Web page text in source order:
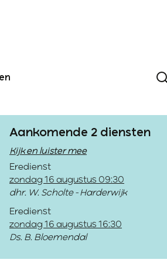
Aankomende 2 diensten
Kijk en luister mee
Eredienst
zondag 16 augustus 09:30
dhr. W. Scholte - Harderwijk
Eredienst
zondag 16 augustus 16:30
Ds. B. Bloemendal